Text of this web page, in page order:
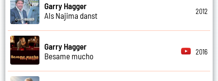
Garry Hagger
Als Najima danst
2012
Garry Hagger
Besame mucho
2016